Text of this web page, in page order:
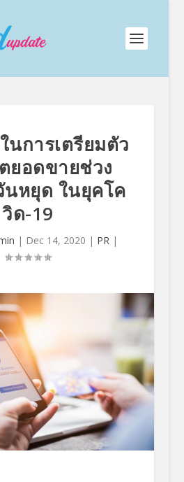
นการเตรียมตัว
ยอดขายช่วง
นหยุด ในยุคโค
วิด-19
| Dec 14, 2020 | PR|